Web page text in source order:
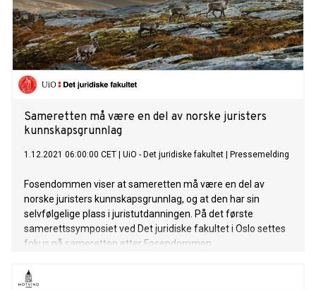
Sameretten må være en del av norske juristers
kunnskapsgrunnlag
1.12.2021 06:00:00 CET UiO - Det juridiske fakultet Pressemelding
Fosendommen viser at sameretten må være en del av
norske juristers kunnskapsgrunnlag, og at den har sin
selvfølgelige plass i juristutdanningen. På det første
samerettssymposiet ved Det juridiske fakultet i Oslo settes
fokus på sameretten etter Fosendommen.